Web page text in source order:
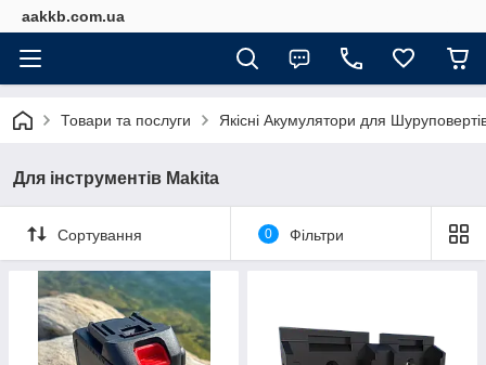
aakkb.com.ua
Товари та послуги Якісні Акумулятори для
Для інструментів Makita
Сортування 0 Фільтри